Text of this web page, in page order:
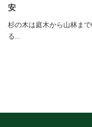
安
杉の木は庭木から山林ま
る...